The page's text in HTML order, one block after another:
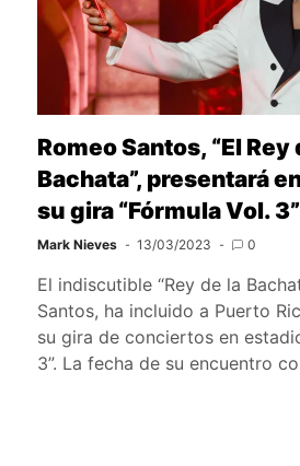
Romeo Santos, “El Rey
Bachata”, presentará
su gira “Fórmula Vol. 3”
Mark Nieves 13/03/2023 0
El indiscutible “Rey de la
Santos, ha incluido a Puerto
su gira de conciertos en
3”. La fecha de su encuentro